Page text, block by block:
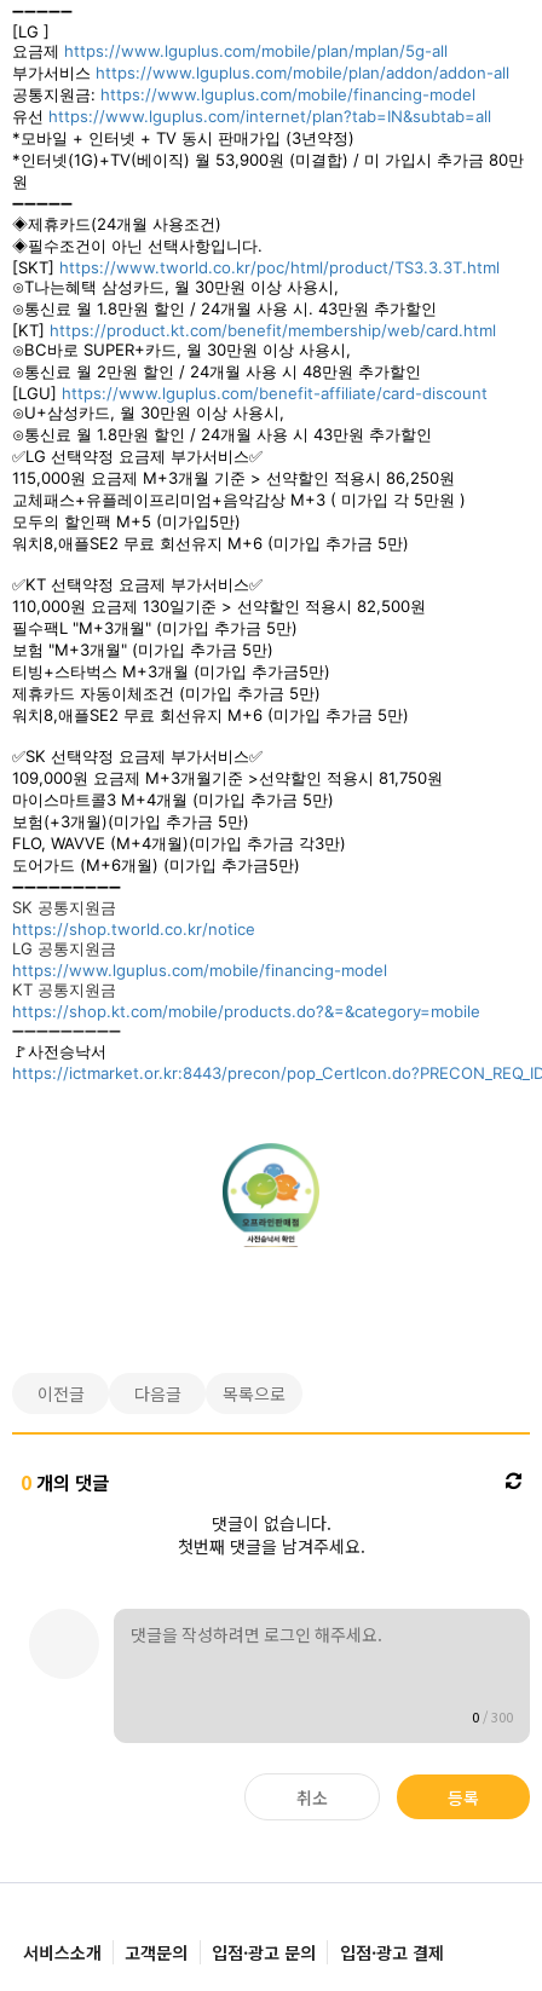
➖➖➖➖➖
[LG ]
요금제 https://www.lguplus.com/mobile/plan/mplan/5g-all
부가서비스 https://www.lguplus.com/mobile/plan/addon/addon-all
공통지원금: https://www.lguplus.com/mobile/financing-model
유선 https://www.lguplus.com/internet/plan?tab=IN&subtab=all
*모바일 + 인터넷 + TV 동시 판매가입 (3년약정)
*인터넷(1G)+TV(베이직) 월 53,900원 (미결합) / 미 가입시 추가금 80만
원
➖➖➖➖➖
◈제휴카드(24개월 사용조건)
◈필수조건이 아닌 선택사항입니다.
[SKT] https://www.tworld.co.kr/poc/html/product/TS3.3.3T.html
⊙T나는혜택 삼성카드, 월 30만원 이상 사용시,
⊙통신료 월 1.8만원 할인 / 24개월 사용 시. 43만원 추가할인
[KT] https://product.kt.com/benefit/membership/web/card.html
⊙BC바로 SUPER+카드, 월 30만원 이상 사용시,
⊙통신료 월 2만원 할인 / 24개월 사용 시 48만원 추가할인
[LGU] https://www.lguplus.com/benefit-affiliate/card-discount
⊙U+삼성카드, 월 30만원 이상 사용시,
⊙통신료 월 1.8만원 할인 / 24개월 사용 시 43만원 추가할인
✅LG 선택약정 요금‍제 부가서비스✅
115,000원 요금제 M+3개월 기준 > 선약할인 적용시 86,250원
교체패스+유플레이프리미엄+음악감상 M+3 ( 미가입 각 5만원 )
모두의 할인팩 M+5 (미가입5만)
워치8,애플SE2 무료 회선유지 M+6 (미가입 추가금 5만)
✅KT 선택약정 요금제 부가서비스✅
110,000원 요금제 130일기준 > 선약할인 적용시 82,500원
필수팩L "M+3개월" (미가입 추가금 5만)
보험 "M+3개월" (미가입 추가금 5만)
티빙+스타벅스 M+3개월 (미가입 추가금5만)
제휴카드 자동이체조건 (미가입 추가금 5만)
워치8,애플SE2 무료 회선유지 M+6 (미가입 추가금 5만)
✅SK 선택약정 요금제 부가서비스✅
109,000원 요금제 M+3개월기준 >선약할인 적용시 81,750원
마이스마트콜3 M+4개월 (미가입 추가금 5만)
보험(+3개월)(미가입 추가금 5만)
FLO, WAVVE (M+4개월)(미가입 추가금 각3만)
도어가드 (M+6개월) (미가입 추가금5만)
➖➖➖➖➖➖➖➖➖
SK 공통지원금
https://shop.tworld.co.kr/notice
LG 공통지원금
https://www.lguplus.com/mobile/financing-model
KT 공통지원금
https://shop.kt.com/mobile/products.do?&=&category=mobile
➖➖➖➖➖➖➖➖➖
🚩사전승낙서
https://ictmarket.or.kr:8443/precon/
이전글 다음글 목록으로
0개의 댓글
댓글이 없습니다.
첫번째 댓글을 남겨주세요.
0 /300
취소 등록
서비스소개 고객문의 입점·광고 문의 입점·광고 결제